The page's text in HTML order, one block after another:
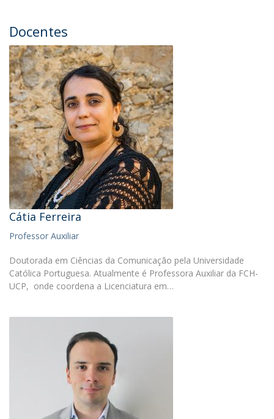
Docentes
Cátia Ferreira
Professor Auxiliar
Doutorada em Ciências da Comunicação pela Universidade
Católica Portuguesa. Atualmente é Professora Auxiliar da FCH-
UCP, onde coordena a Licenciatura em…